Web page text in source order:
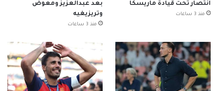
انتصار تحت قيادة ماريسكا
منذ 3 ساعات
بعد عبدالعزيز ومعوض
وتريزيغيه
منذ 3 ساعات